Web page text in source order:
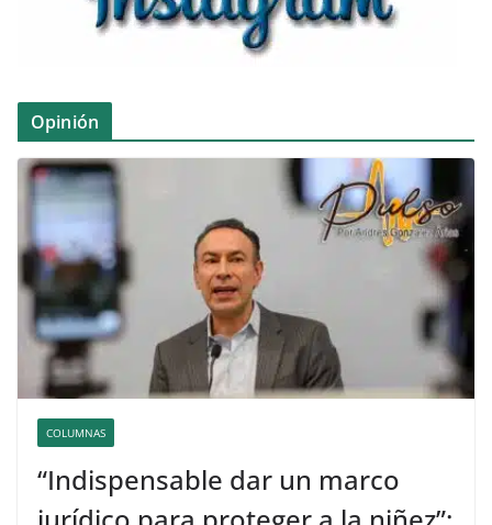
Opinión
COLUMNAS
“Indispensable dar un marco